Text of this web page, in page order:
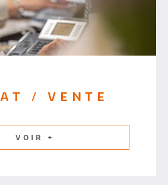
/ VENTE
VOIR +